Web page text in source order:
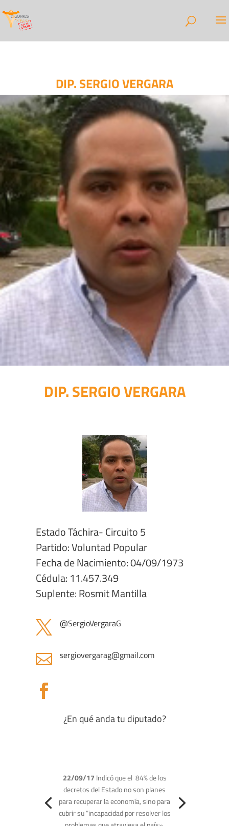
DIP. SERGIO VERGARA
DIP. SERGIO VERGARA
Estado Táchira- Circuito 5
Partido: Voluntad Popular
Fecha de Nacimiento: 04/09/1973
Cédula: 11.457.349
Suplente: Rosmit Mantilla
 @SergioVergaraG
 sergiovergarag@gmail.com

¿En qué anda tu diputado?
30/08/17indicó que la orden
ejecutiva tomada por el gobierno
estadunidense es una respuesta a la
sistemática violación de los derechos